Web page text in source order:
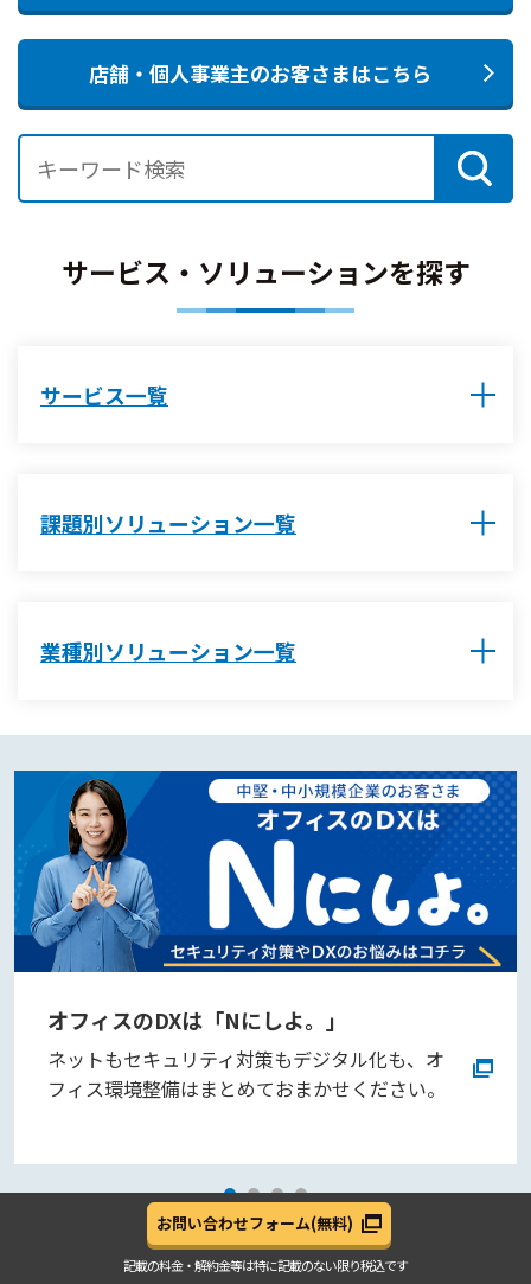
店舗・個人事業主のお客さまはこちら
サービス・ソリューションを探す
サービス一覧
課題別ソリューション一覧
業種別ソリューション一覧
オフィスのDXは「Nにしよ。」
ネットもセキュリティ対策もデジタル化も、オ
フィス環境整備はまとめておまかせください。
お問い合わせフォーム(無料)
記載の料金・解約金等は特に記載のない限り税込です